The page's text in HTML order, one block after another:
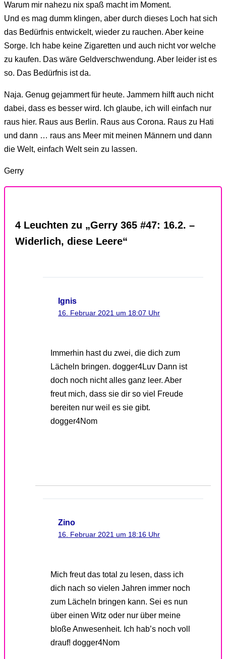
Warum mir nahezu nix spaß macht im Moment.
Und es mag dumm klingen, aber durch dieses Loch hat sich
das Bedürfnis entwickelt, wieder zu rauchen. Aber keine
Sorge. Ich habe keine Zigaretten und auch nicht vor welche
zu kaufen. Das wäre Geldverschwendung. Aber leider ist es
so. Das Bedürfnis ist da.
Naja. Genug gejammert für heute. Jammern hilft auch nicht
dabei, dass es besser wird. Ich glaube, ich will einfach nur
raus hier. Raus aus Berlin. Raus aus Corona. Raus zu Hati
und dann … raus ans Meer mit meinen Männern und dann
die Welt, einfach Welt sein zu lassen.
Gerry
4 Leuchten zu „Gerry 365 #47: 16.2. –
Widerlich, diese Leere“
Ignis
16. Februar 2021 um 18:07 Uhr
Immerhin hast du zwei, die dich zum
Lächeln bringen. dogger4Luv Dann ist
doch noch nicht alles ganz leer. Aber
freut mich, dass sie dir so viel Freude
bereiten nur weil es sie gibt.
dogger4Nom
Zino
16. Februar 2021 um 18:16 Uhr
Mich freut das total zu lesen, dass ich
dich nach so vielen Jahren immer noch
zum Lächeln bringen kann. Sei es nun
über einen Witz oder nur über meine
bloße Anwesenheit. Ich hab’s noch voll
drauf! dogger4Nom